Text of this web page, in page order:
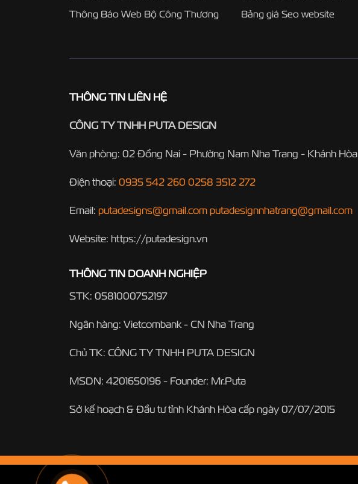
Thông Báo Web Bộ Công Thương
Bảng giá Seo website
THÔNG TIN LIÊN HỆ
CÔNG TY TNHH PUTA DESIGN
Văn phòng: 02 Đồng Nai - Phường Nam Nha Trang - Khánh Hòa
Điện thoại: 0935 542 260 0258 3512 272
Email: putadesigns@gmail.com putadesignnhatrang@gmail.com
Website: https://putadesign.vn
THÔNG TIN DOANH NGHIỆP
STK: 0581000752197
Ngân hàng: Vietcombank - CN Nha Trang
Chủ TK: CÔNG TY TNHH PUTA DESIGN
MSDN: 4201650196 - Founder: Mr.Puta
Sở kế hoạch & Đầu tư tỉnh Khánh Hòa cấp ngày 07/07/2015